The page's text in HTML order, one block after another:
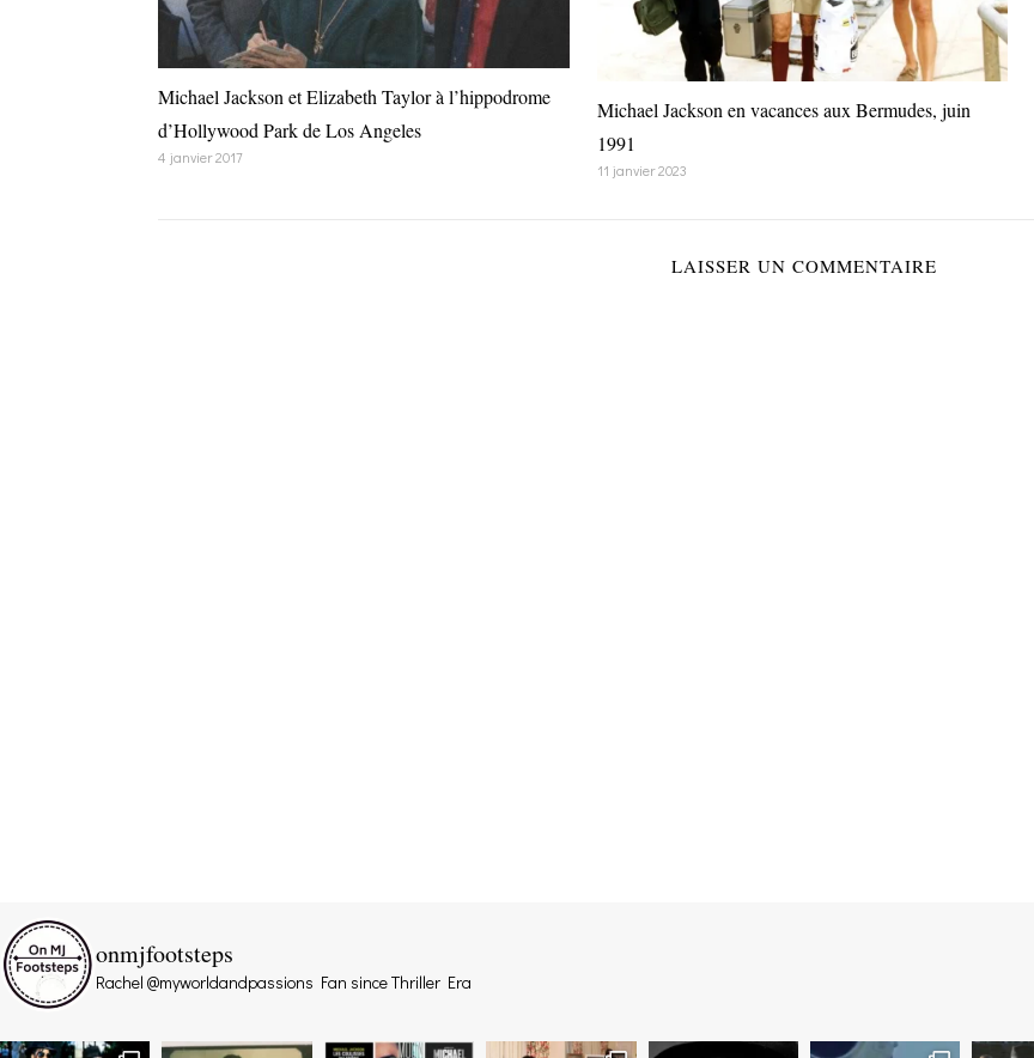
Michael Jackson et Elizabeth Taylor à l’hippodrome
d’Hollywood Park de Los Angeles
4 janvier 2017
Michael Jackson en vacances aux Bermudes, juin
1991
11 janvier 2023
LAISSER UN COMMENTAIRE
onmjfootsteps
Rachel @myworldandpassions Fan since Thriller Era